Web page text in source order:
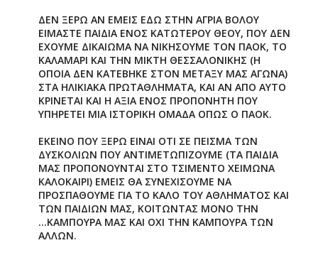
ΔΕΝ ΞΕΡΩ ΑΝ ΕΜΕΙΣ ΕΔΩ ΣΤΗΝ ΑΓΡΙΑ ΒΟΛΟΥ
ΕΙΜΑΣΤΕ ΠΑΙΔΙΑ ΕΝΟΣ ΚΑΤΩΤΕΡΟΥ ΘΕΟΥ, ΠΟΥ ΔΕΝ
ΕΧΟΥΜΕ ΔΙΚΑΙΩΜΑ ΝΑ ΝΙΚΗΣΟΥΜΕ ΤΟΝ ΠΑΟΚ, ΤΟ
ΚΑΛΑΜΑΡΙ ΚΑΙ ΤΗΝ ΜΙΚΤΗ ΘΕΣΣΑΛΟΝΙΚΗΣ (Η
ΟΠΟΙΑ ΔΕΝ ΚΑΤΕΒΗΚΕ ΣΤΟΝ ΜΕΤΑΞΥ ΜΑΣ ΑΓΩΝΑ)
ΣΤΑ ΗΛΙΚΙΑΚΑ ΠΡΩΤΑΘΛΗΜΑΤΑ, ΚΑΙ ΑΝ ΑΠΟ ΑΥΤΟ
ΚΡΙΝΕΤΑΙ ΚΑΙ Η ΑΞΙΑ ΕΝΟΣ ΠΡΟΠΟΝΗΤΗ ΠΟΥ
ΥΠΗΡΕΤΕΙ ΜΙΑ ΙΣΤΟΡΙΚΗ ΟΜΑΔΑ ΟΠΩΣ Ο ΠΑΟΚ.
ΕΚΕΙΝΟ ΠΟΥ ΞΕΡΩ ΕΙΝΑΙ ΟΤΙ ΣΕ ΠΕΙΣΜΑ ΤΩΝ
ΔΥΣΚΟΛΙΩΝ ΠΟΥ ΑΝΤΙΜΕΤΩΠΙΖΟΥΜΕ (ΤΑ ΠΑΙΔΙΑ
ΜΑΣ ΠΡΟΠΟΝΟΥΝΤΑΙ ΣΤΟ ΤΣΙΜΕΝΤΟ ΧΕΙΜΩΝΑ
ΚΑΛΟΚΑΙΡΙ) ΕΜΕΙΣ ΘΑ ΣΥΝΕΧΙΣΟΥΜΕ ΝΑ
ΠΡΟΣΠΑΘΟΥΜΕ ΓΙΑ ΤΟ ΚΑΛΟ ΤΟΥ ΑΘΛΗΜΑΤΟΣ ΚΑΙ
ΤΩΝ ΠΑΙΔΙΩΝ ΜΑΣ, ΚΟΙΤΩΝΤΑΣ ΜΟΝΟ ΤΗΝ
...ΚΑΜΠΟΥΡΑ ΜΑΣ ΚΑΙ ΟΧΙ ΤΗΝ ΚΑΜΠΟΥΡΑ ΤΩΝ
ΑΛΛΩΝ.